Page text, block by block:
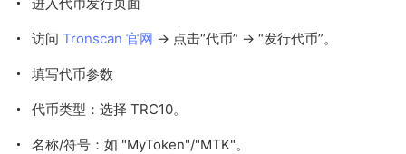
访问 Tronscan 官网 → 点击“代币” → “发行代币”。
填写代币参数
代币类型：选择 TRC10。
名称/符号：如 "MyToken"/"MTK"。